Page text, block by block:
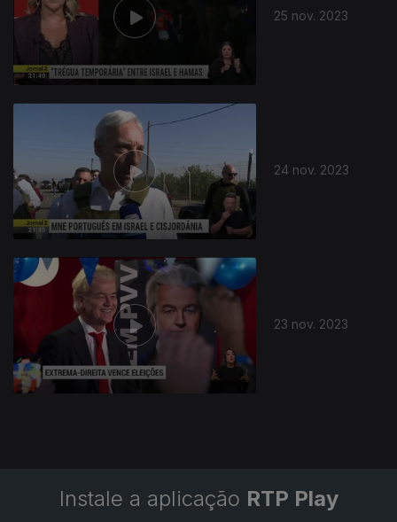
25 nov. 2023
24 nov. 2023
23 nov. 2023
Instale a aplicação RTP Play